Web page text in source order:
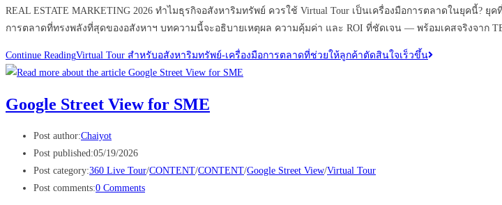
REAL ESTATE MARKETING 2026 ทำไมธุรกิจอสังหาริมทรัพย์ ควรใช้ Virtual Tour เป็นเครื่องมือการตลาดในยุคนี้?
การตลาดที่ทรงพลังที่สุดของอสังหาฯ บทความนี้จะอธิบายเหตุผล ความคุ้มค่า และ ROI ที่ชัดเจน — พร้อมเคสจริงจาก
Continue ReadingVirtual Tour สำหรับอสังหาริมทรัพย์-เครื่องมือการตลาดที่ช่วยให้ลูกค้าตัดสินใจเร็วขึ้น
Google Street View for SME
Post author:Chaiyot
Post published:05/19/2026
Post category:360 Live Tour/CONTENT/CONTENT/Google Street View/Virtual Tour
Post comments:0 Comments